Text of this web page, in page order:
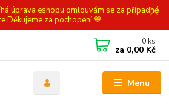
úprava eshopu omlouvám se za případné
Děkujeme za pochopení 💙
Menu
0 ks
za 0,00 Kč